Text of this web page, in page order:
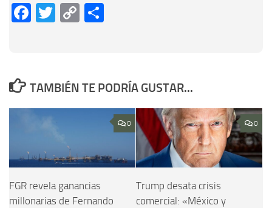
Facebook
Twitter
Copy
TAMBIÉN TE PODRÍA GUSTAR...
0
FGR revela ganancias
millonarias de Fernando
0
Trump desata crisis
comercial: «México y